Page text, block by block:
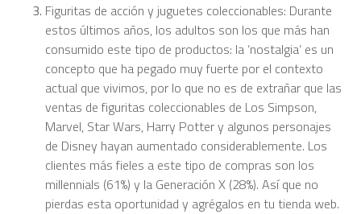
Figuritas de acción y juguetes coleccionables: Durante
estos últimos años, los adultos son los que más han
consumido este tipo de productos: la ‘nostalgia’ es un
concepto que ha pegado muy fuerte por el contexto
actual que vivimos, por lo que no es de extrañar que las
ventas de figuritas coleccionables de Los Simpson,
Marvel, Star Wars, Harry Potter y algunos personajes
de Disney hayan aumentado considerablemente. Los
clientes más fieles a este tipo de compras son los
millennials (61%) y la Generación X (28%). Así que no
pierdas esta oportunidad y agrégalos en tu tienda web.